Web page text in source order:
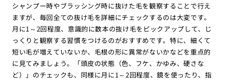
シャンプー時やブラッシング時に抜けた毛を観察することで行え
ますが、毎回全ての抜け毛を詳細にチェックするのは大変です。
月に1～2回程度、意識的に数本の抜け毛をピックアップして、じ
っくりと観察する習慣をつけるのがおすすめです。特に、細くて
短い毛が増えていないか、毛根の形に異常がないかなどを重点的
に見てみましょう。「頭皮の状態（色、フケ、かゆみ、硬さな
ど）」のチェックも、同様に月に1～2回程度、鏡を使ったり、指